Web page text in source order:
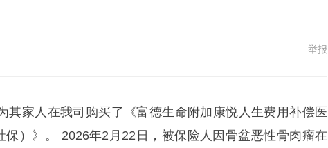
举报
其家人在我司购买了《富德生命附加康悦人生费用补偿医
保）》。 2026年2月22日，被保险人因骨盆恶性骨肉瘤在